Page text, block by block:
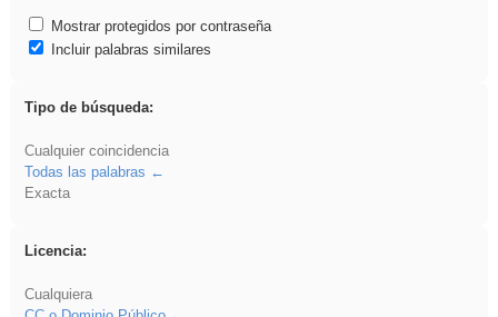
Mostrar protegidos por contraseña
Incluir palabras similares
Tipo de búsqueda:
Cualquier coincidencia
Todas las palabras
Exacta
Licencia:
Cualquiera